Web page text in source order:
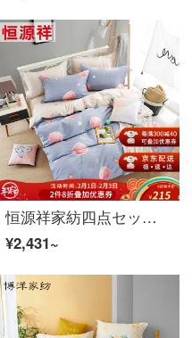
恒源祥家紡四点セット純綿柔軟プリントセット全綿斜紋シーツ布団カバーベッドの上の四点セットの蝶恋花1.5メートルベッド/布団カバー200*230 cm
¥2,431~